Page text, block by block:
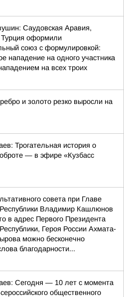
Саудовская Аравия,
Турция оформили
союз с формулировкой:
нападение на одного участника
на всех троих
и золото резко выросли на
Трогательная история о
— в эфире «Кузбасс
совета при Главе
Владимир Кашлюнов
в адрес Первого Президента
Героя России Ахмата-
можно бесконечно
благодарности...
Сегодня — 10 лет с момента
общественного